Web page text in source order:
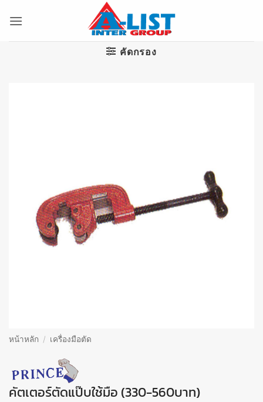
คัดกรอง
หน้าหลัก / เครื่องมือตัด
คัตเตอร์ตัดแป๊บใช้มือ (330-560บาท)